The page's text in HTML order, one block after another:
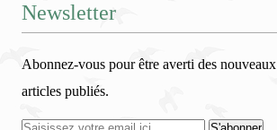
Newsletter
Abonnez-vous pour être averti des nouveaux
articles publiés.